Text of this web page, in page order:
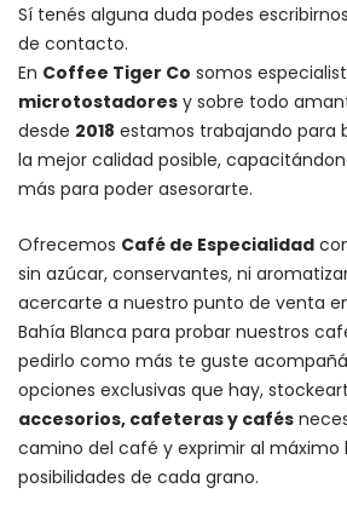
Sí tenés alguna duda podes
de contacto.
En Coffee Tiger Co somos
microtostadores y sobre todo
desde 2018 estamos trabajando para
la mejor calidad posible,
más para poder asesorarte.
Ofrecemos Café de Especialidad
sin azúcar, conservantes, ni
acercarte a nuestro punto de venta
Bahía Blanca para probar nuestros
pedirlo como más te guste
opciones exclusivas que hay,
accesorios, cafeteras y cafés
camino del café y exprimir al máximo
posibilidades de cada grano.